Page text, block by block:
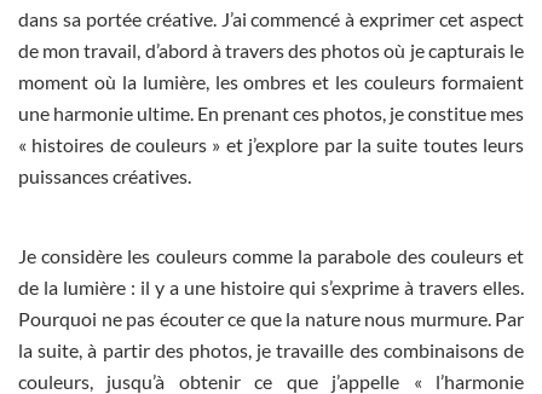
dans sa portée créative. J’ai commencé à exprimer cet aspect
de mon travail, d’abord à travers des photos où je capturais le
moment où la lumière, les ombres et les couleurs formaient
une harmonie ultime. En prenant ces photos, je constitue mes
« histoires de couleurs » et j’explore par la suite toutes leurs
puissances créatives.
Je considère les couleurs comme la parabole des couleurs et
de la lumière : il y a une histoire qui s’exprime à travers elles.
Pourquoi ne pas écouter ce que la nature nous murmure. Par
la suite, à partir des photos, je travaille des combinaisons de
couleurs, jusqu’à obtenir ce que j’appelle « l’harmonie